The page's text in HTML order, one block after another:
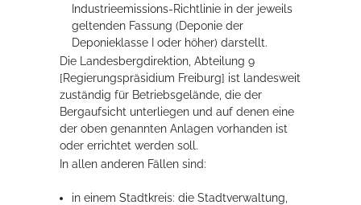
Industrieemissions-Richtlinie in der jeweils
geltenden Fassung (Deponie der
Deponieklasse I oder höher) darstellt.
Die Landesbergdirektion, Abteilung 9
[Regierungspräsidium Freiburg] ist landesweit
zuständig für Betriebsgelände, die der
Bergaufsicht unterliegen und auf denen eine
der oben genannten Anlagen vorhanden ist
oder errichtet werden soll.
In allen anderen Fällen sind:
in einem Stadtkreis: die Stadtverwaltung,